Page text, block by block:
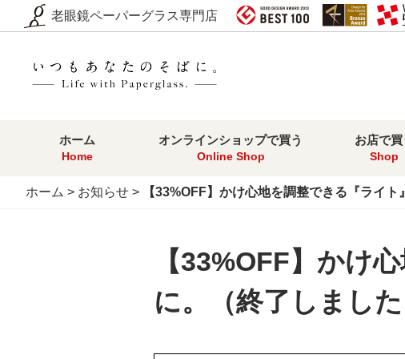
老眼鏡ペーパーグラス専門店
ホーム
Home
オンラインショップで買う
Online Shop
お店で買
Shop
ホーム > お知らせ > 【33%OFF】かけ心地を調整できる『ライト
【33%OFF】かけ
に。（終了しました